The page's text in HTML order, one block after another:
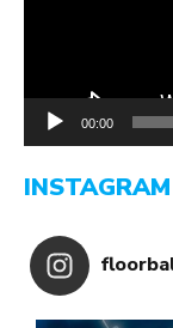
00:00
INSTAGRAM